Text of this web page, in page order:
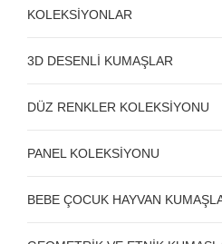
KOLEKSİYONLAR
3D DESENLİ KUMAŞLAR
DÜZ RENKLER KOLEKSİYONU
PANEL KOLEKSİYONU
BEBE ÇOCUK HAYVAN